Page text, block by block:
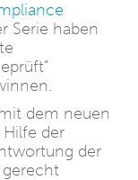
Serie haben
dem neuen
der
der
gerecht